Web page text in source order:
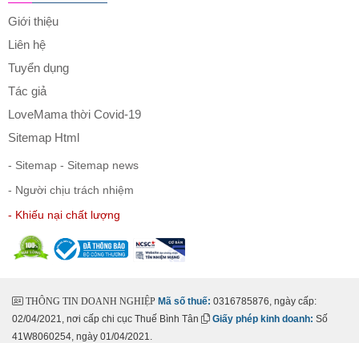
Giới thiệu
Liên hệ
Tuyển dụng
Tác giả
LoveMama thời Covid-19
Sitemap Html
- Sitemap - Sitemap news
- Người chịu trách nhiệm
- Khiếu nại chất lượng
THÔNG TIN DOANH NGHIỆP Mã số thuế: 0316785876, ngày cấp:
02/04/2021, nơi cấp chi cục Thuế Bình Tân
Giấy phép kinh doanh: Số
41W8060254, ngày 01/04/2021.